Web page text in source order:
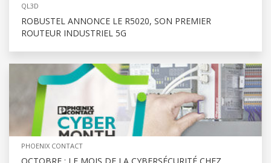
QL3D
ROBUSTEL ANNONCE LE R5020, SON PREMIER
ROUTEUR INDUSTRIEL 5G
PHOENIX CONTACT